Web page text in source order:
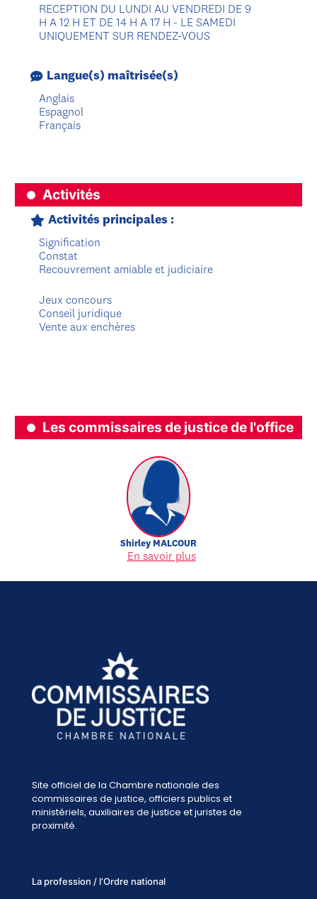
RECEPTION DU LUNDI AU VENDREDI DE 9
H A 12 H ET DE 14 H A 17 H - LE SAMEDI
UNIQUEMENT SUR RENDEZ-VOUS
Langue(s) maîtrisée(s)
Anglais
Espagnol
Français
Activités
Activités principales :
Signification
Constat
Recouvrement amiable et judiciaire
Jeux concours
Conseil juridique
Vente aux enchères
Les commissaires de justice de l'office
Shirley MALCOUR
En savoir plus
Site officiel de la Chambre nationale des
commissaires de justice, officiers publics et
ministériels, auxiliaires de justice et juristes de
proximité.
La profession / l’Ordre national